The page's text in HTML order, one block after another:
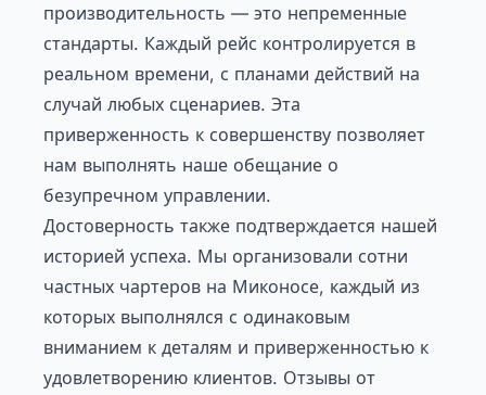
производительность — это непременные
стандарты. Каждый рейс контролируется в
реальном времени, с планами действий на
случай любых сценариев. Эта
приверженность к совершенству позволяет
нам выполнять наше обещание о
безупречном управлении.
Достоверность также подтверждается нашей
историей успеха. Мы организовали сотни
частных чартеров на Миконосе, каждый из
которых выполнялся с одинаковым
вниманием к деталям и приверженностью к
удовлетворению клиентов. Отзывы от